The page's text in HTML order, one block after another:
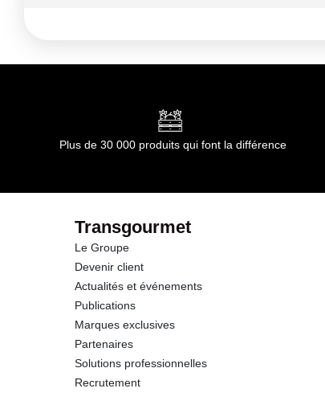
Kilojoules
dont Acides gras saturés
dont Sucres
Fibres
Protéines
Plus de 30 000 produits qui font la différence
Transgourmet
Le Groupe
Devenir client
Actualités et événements
Publications
Marques exclusives
Partenaires
Solutions professionnelles
Recrutement